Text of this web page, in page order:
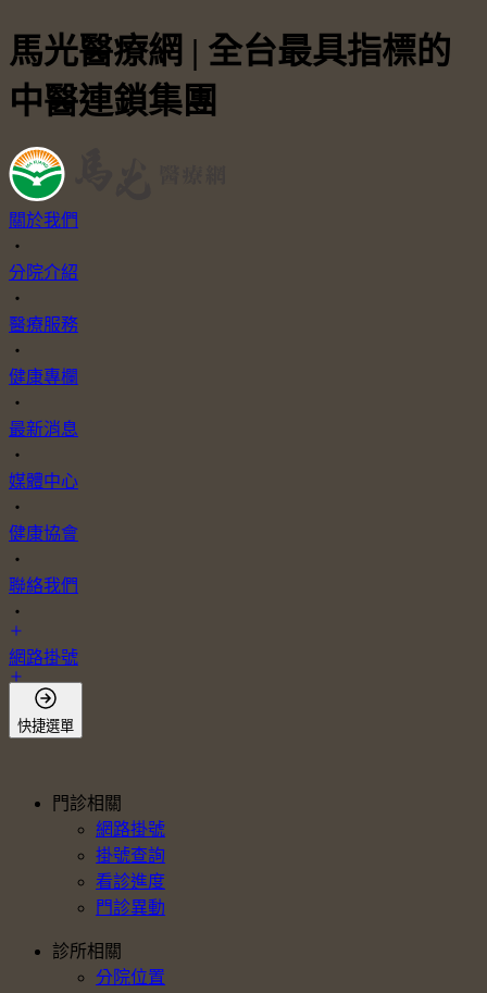
馬光醫療網 | 全台最具指標的
中醫連鎖集團
關於我們
・
分院介紹
・
醫療服務
・
健康專欄
・
最新消息
・
媒體中心
・
健康協會
・
聯絡我們
・
網路掛號
會員登入
快捷選單
門診相關
網路掛號
掛號查詢
看診進度
門診異動
診所相關
分院位置